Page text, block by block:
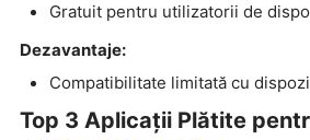
Gratuit pentru utilizatorii de
Dezavantaje:
Compatibilitate limitată cu
Top 3 Aplicații Plătite